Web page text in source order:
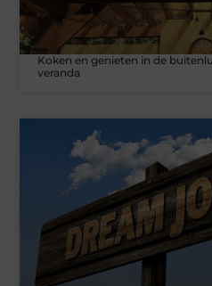
Koken en genieten in de
veranda